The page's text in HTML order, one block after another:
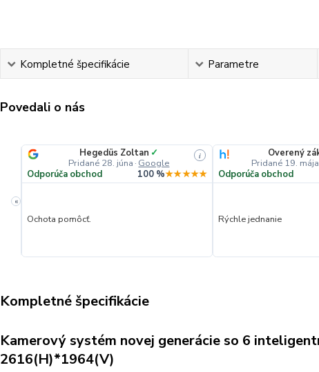
Kompletné špecifikácie Parametre
Povedali o nás
«
Hegedüs Zoltan ✓
Pridané 28. júna · Google
i
Odporúča obchod 100 %★★★★★
Ochota pomôcť.
Overený
Pridané 19. mája
Odporúča obchod
Rýchle jednanie
Kompletné špecifikácie
Kamerový systém novej generácie so 6
2616(H)*1964(V)